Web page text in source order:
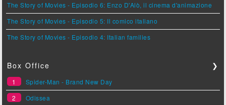
The Story of Movies - Episodio 6: Enzo D'Alò, il cinema d'animazione
The Story of Movies - Episodio 5: Il comico italiano
The Story of Movies - Episodio 4: Italian families
Box Office ❯
1
Spider-Man - Brand New Day
2
Odissea